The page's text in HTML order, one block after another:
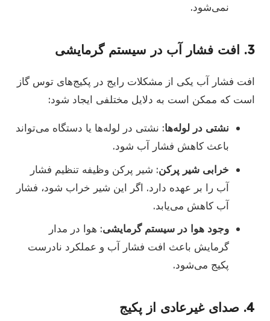
نمی‌شود.
3. افت فشار آب در سیستم گرمایشی
افت فشار آب یکی از مشکلات رایج در پکیج‌های توس گاز
است که ممکن است به دلایل مختلفی ایجاد شود:
نشتی در لوله‌ها: نشتی در لوله‌ها یا دستگاه می‌تواند
باعث کاهش فشار آب شود.
خرابی شیر پرکن: شیر پرکن وظیفه تنظیم فشار
آب را بر عهده دارد. اگر این شیر خراب شود، فشار
آب کاهش می‌یابد.
وجود هوا در سیستم گرمایشی: هوا در مدار
گرمایش باعث افت فشار آب و عملکرد نادرست
پکیج می‌شود.
4. صدای غیرعادی از پکیج